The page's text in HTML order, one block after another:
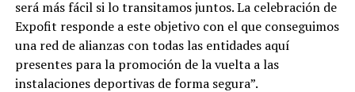
será más fácil si lo transitamos juntos. La celebración de
Expofit responde a este objetivo con el que conseguimos
una red de alianzas con todas las entidades aquí
presentes para la promoción de la vuelta a las
instalaciones deportivas de forma segura”.